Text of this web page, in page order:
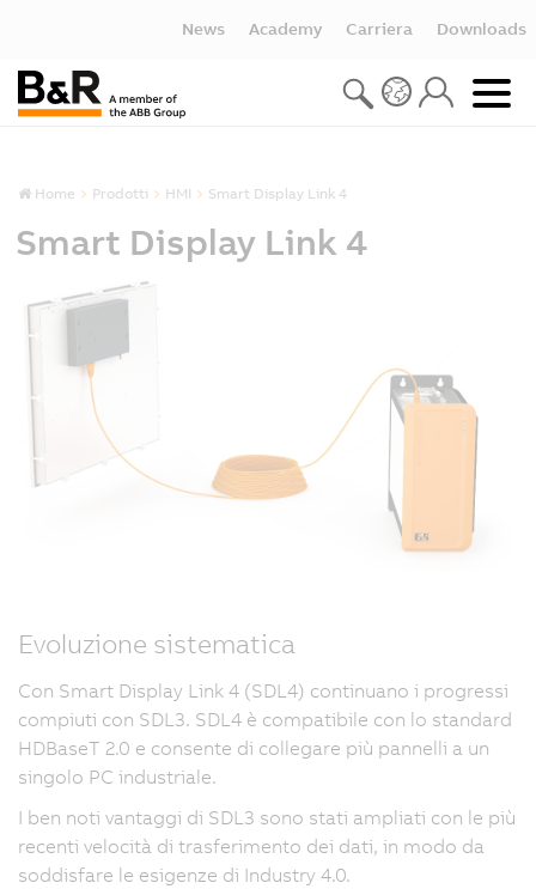
News Academy Carriera Downloads
Home Prodotti HMI Smart Display Link 4
Smart Display Link 4
Evoluzione sistematica
Con Smart Display Link 4 (SDL4) continuano i progressi
compiuti con SDL3. SDL4 è compatibile con lo standard
HDBaseT 2.0 e consente di collegare più pannelli a un
singolo PC industriale.
I ben noti vantaggi di SDL3 sono stati ampliati con le più
recenti velocità di trasferimento dei dati, in modo da
soddisfare le esigenze di Industry 4.0.